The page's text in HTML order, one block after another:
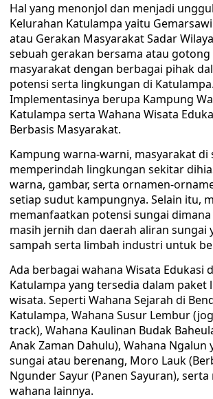
Hal yang menonjol dan menjadi
Kelurahan Katulampa yaitu
atau Gerakan Masyarakat Sadar
sebuah gerakan bersama atau
masyarakat dengan berbagai pihak
potensi serta lingkungan di Katulampa.
Implementasinya berupa Kampung
Katulampa serta Wahana Wisata
Berbasis Masyarakat.
Kampung warna-warni, masyarakat di
memperindah lingkungan sekitar
warna, gambar, serta ornamen-
setiap sudut kampungnya. Selain itu,
memanfaatkan potensi sungai
masih jernih dan daerah aliran sungai
sampah serta limbah industri untuk
Ada berbagai wahana Wisata Edukasi
Katulampa yang tersedia dalam paket
wisata. Seperti Wahana Sejarah di
Katulampa, Wahana Susur Lembur
track), Wahana Kaulinan Budak
Anak Zaman Dahulu), Wahana Ngalun
sungai atau berenang, Moro Lauk
Ngunder Sayur (Panen Sayuran),
wahana lainnya.